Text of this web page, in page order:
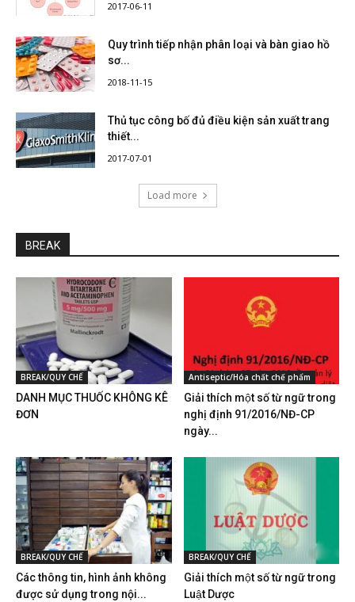
2017-06-11
Quy trình tiếp nhận phân loại và bàn giao hồ
sơ...
2018-11-15
Thủ tục công bố đủ điều kiện sản xuất trang
thiết...
2017-07-01
Load more
BREAK
BREAK/QUY CHẾ
DANH MỤC THUỐC KHÔNG KÊ
ĐƠN
Antiseptic/Hóa chất chế phẩm
Giải thích một số từ ngữ trong
nghị định 91/2016/NĐ-CP
ngày...
BREAK/QUY CHẾ
Các thông tin, hình ảnh không
được sử dụng trong nội...
BREAK/QUY CHẾ
Giải thích một số từ ngữ trong
Luật Dược